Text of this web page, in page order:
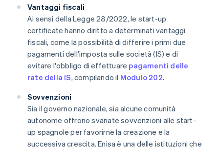
Vantaggi fiscali
Ai sensi della Legge 28/2022, le start-up
certificate hanno diritto a determinati vantaggi
fiscali, come la possibilità di differire i primi due
pagamenti dell'imposta sulle società (IS) e di
evitare l'obbligo di effettuare pagamenti delle
rate della IS, compilando il Modulo 202.
Sovvenzioni
Sia il governo nazionale, sia alcune comunità
autonome offrono svariate sovvenzioni alle start-
up spagnole per favorirne la creazione e la
successiva crescita. Enisa è una delle istituzioni che